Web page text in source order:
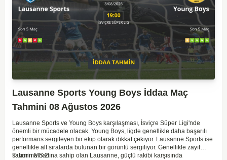
Lausanne Sports Young Boys İddaa Maç
Tahmini 08 Ağustos 2026
Lausanne Sports ve Young Boys karşılaşması, İsviçre Süper Ligi'nde
önemli bir mücadele olacak. Young Boys, ligde genellikle daha başarılı
performans sergileyen bir ekip olarak dikkat çekiyor. Lausanne Sports ise
genellikle alt sıralarda bulunan bir görüntü sergiliyor. Genellikle zayıf
savunma hattına sahip olan Lausanne, güçlü rakibi karşısında
Tahmin MS 2